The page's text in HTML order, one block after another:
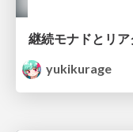
継続モナドとリ
yukikurage